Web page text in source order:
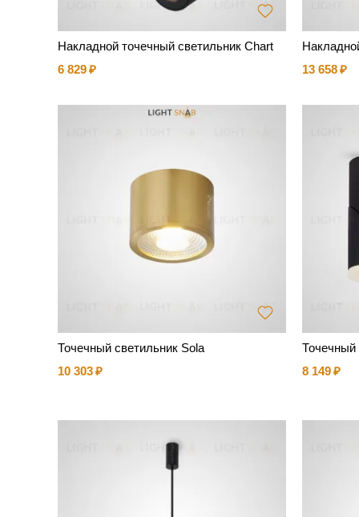
Накладной точечный светильник Chart
6 829
13 658
Точечный светильник Sola
10 303
Точечный
8 149